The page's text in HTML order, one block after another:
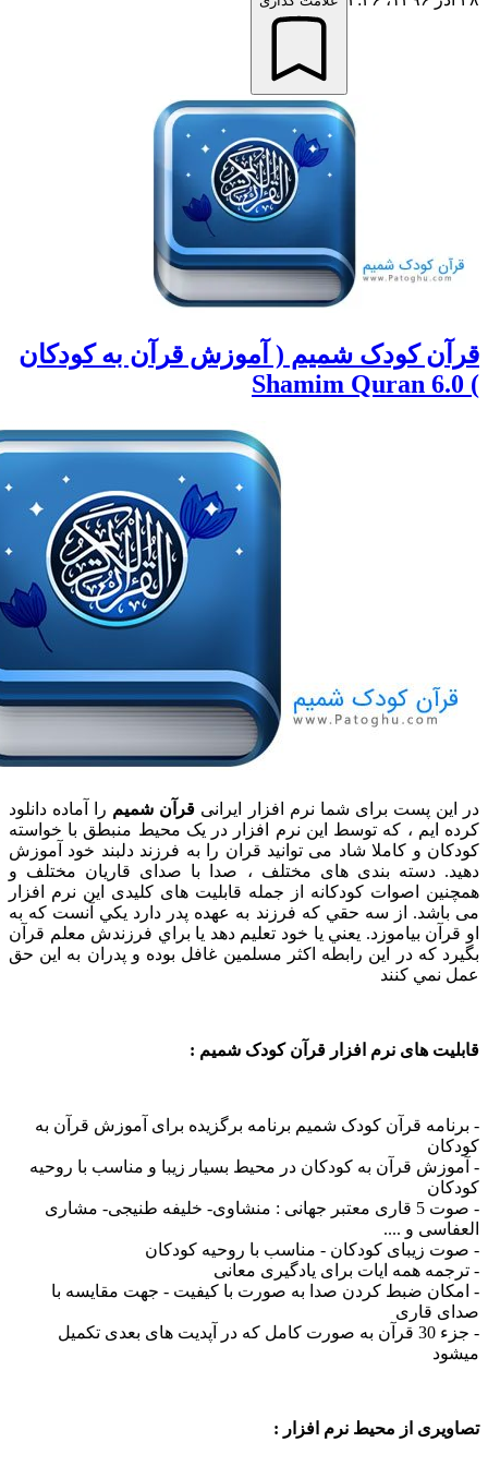
کودک شمیم ( آموزش قرآن به کودکان
پست برای شما نرم افزار ایرانی قرآن شمیمرا آماده دانلود
، که توسط این نرم افزار در یک محیط منبطق با خواسته
و کاملا شاد می توانید قران را به فرزند دلبند خود آموزش
دسته بندی های مختلف ، صدا با صدای قاریان مختلف و
اصوات کودکانه از جمله قابلیت های کلیدی این نرم افزار
از سه حقي که فرزند به عهده پدر دارد يکي آنست که به
بياموزد. يعني يا خود تعليم دهد يا براي فرزندش معلم قرآن
که در اين رابطه اکثر مسلمين غافل بوده و پدران به اين حق
کنند
های نرم افزار قرآن کودک شمیم :
قرآن کودک شمیم برنامه برگزیده برای آموزش قرآن به
قرآن به کودکان در محیط بسیار زیبا و مناسب با روحیه
- صوت 5 قاری معتبر جهانی : منشاوی- خلیفه طنیجی- مشاری
و ....
کودکان - مناسب با روحیه کودکان
همه ایات برای یادگیری معانی
ضبط کردن صدا به صورت با کیفیت - جهت مقایسه با
قاری
- جزء 30 قرآن به صورت کامل که در آپدیت های بعدی تکمیل
از محیط نرم افزار :